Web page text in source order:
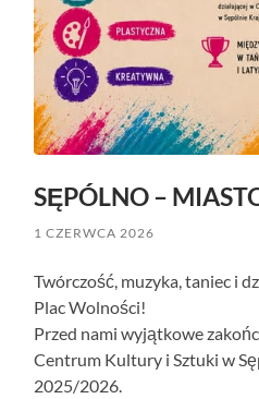
SĘPÓLNO –
1 CZERWCA 2026
Twórczość, muzyka, taniec i
Plac Wolności!
Przed nami wyjątkowe
Centrum Kultury i Sztuki w
2025/2026.